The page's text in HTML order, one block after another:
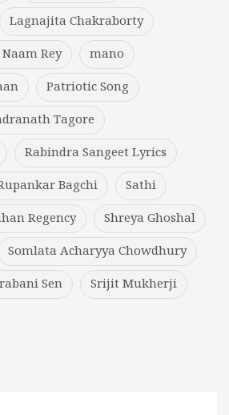
Lagnajita Chakraborty
Rey
mano
Patriotic Song
Tagore
Rabindra Sangeet Lyrics
Bagchi
Sathi
Regency
Shreya Ghoshal
Somlata Acharyya Chowdhury
Sen
Srijit Mukherji